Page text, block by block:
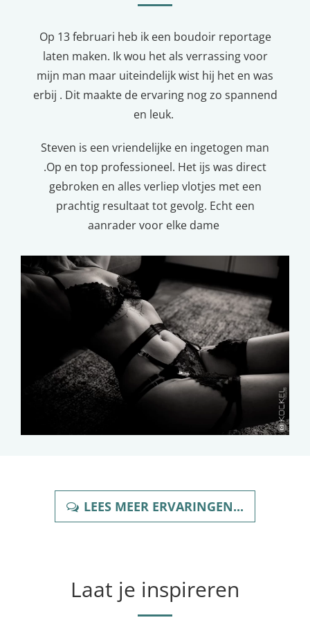
Op 13 februari heb ik een boudoir reportage
laten maken. Ik wou het als verrassing voor
mijn man maar uiteindelijk wist hij het en was
erbij . Dit maakte de ervaring nog zo spannend
en leuk.
Steven is een vriendelijke en ingetogen man
.Op en top professioneel. Het ijs was direct
gebroken en alles verliep vlotjes met een
prachtig resultaat tot gevolg. Echt een
aanrader voor elke dame
LEES MEER ERVARINGEN...
Laat je inspireren